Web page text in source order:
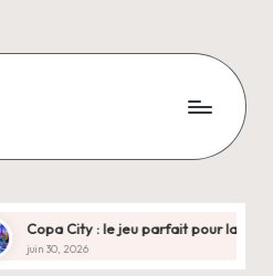
Copa City : le jeu parfait pour la Coupe
juin 30, 2026